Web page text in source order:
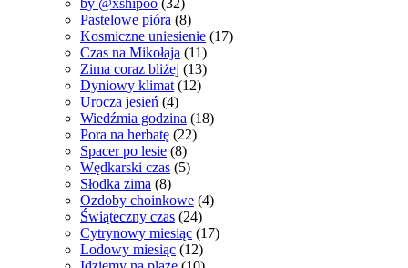
by @xshipoo (32)
Pastelowe pióra (8)
Kosmiczne uniesienie (17)
Czas na Mikołaja (11)
Zima coraz bliżej (13)
Dyniowy klimat (12)
Urocza jesień (4)
Wiedźmia godzina (18)
Pora na herbatę (22)
Spacer po lesie (8)
Wędkarski czas (5)
Słodka zima (8)
Ozdoby choinkowe (4)
Świąteczny czas (24)
Cytrynowy miesiąc (17)
Lodowy miesiąc (12)